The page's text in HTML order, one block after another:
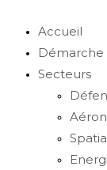
search
Accueil
Démarche
Secteurs